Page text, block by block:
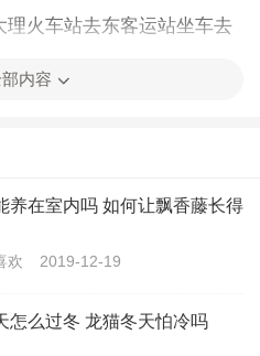
火车站去东客运站坐车去
加油站，自驾一定要加满
内容
养在室内吗 如何让飘香藤长得
欢 2019-12-19
怎么过冬 龙猫冬天怕冷吗